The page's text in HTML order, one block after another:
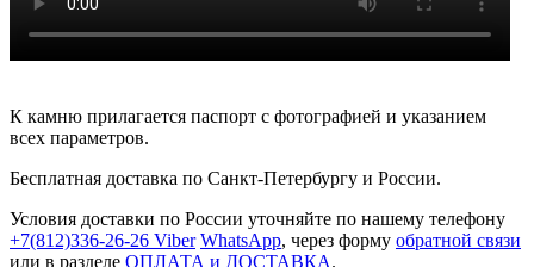
К камню прилагается паспорт с фотографией и указанием
всех параметров.
Бесплатная доставка по Санкт-Петербургу и России.
Условия доставки по России уточняйте по нашему телефону
+7(812)336-26-26 Viber WhatsApp, через форму обратной связи
или в разделе ОПЛАТА и ДОСТАВКА.